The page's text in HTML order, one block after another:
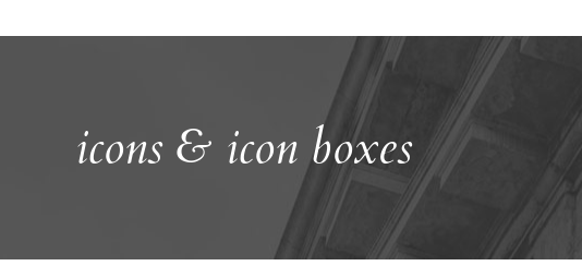
icons & icon boxes